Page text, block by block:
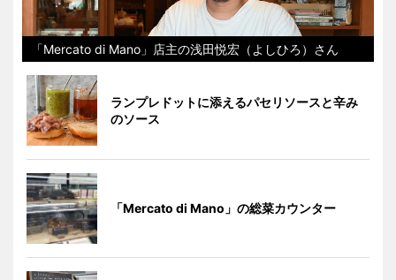
「Mercato di Mano」店主の浅田悦宏（よしひろ）さん
ランプレドットに添えるパセリソースと辛み
のソース
「Mercato di Mano」の総菜カウンター